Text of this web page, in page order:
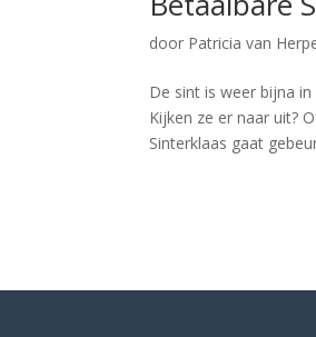
door Patricia van
De sint is weer bijna
Kijken ze er naar uit?
Sinterklaas gaat